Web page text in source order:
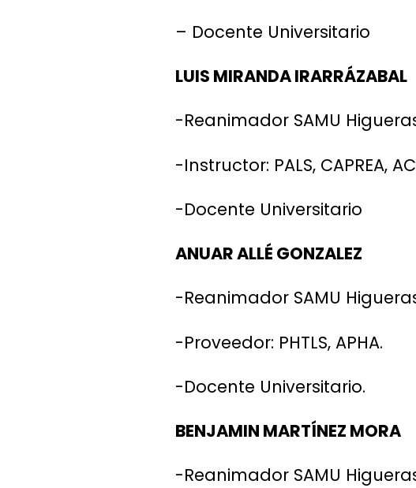
– Docente Universitario
LUIS MIRANDA IRARRÁZABAL
-Reanimador SAMU
-Instructor: PALS, CAPREA,
-Docente Universitario
ANUAR ALLÉ GONZALEZ
-Reanimador SAMU
-Proveedor: PHTLS, APHA.
-Docente Universitario.
BENJAMIN MARTÍNEZ MORA
-Reanimador SAMU